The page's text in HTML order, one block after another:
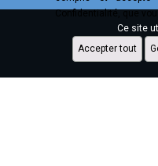
Ce site
Accepter tout